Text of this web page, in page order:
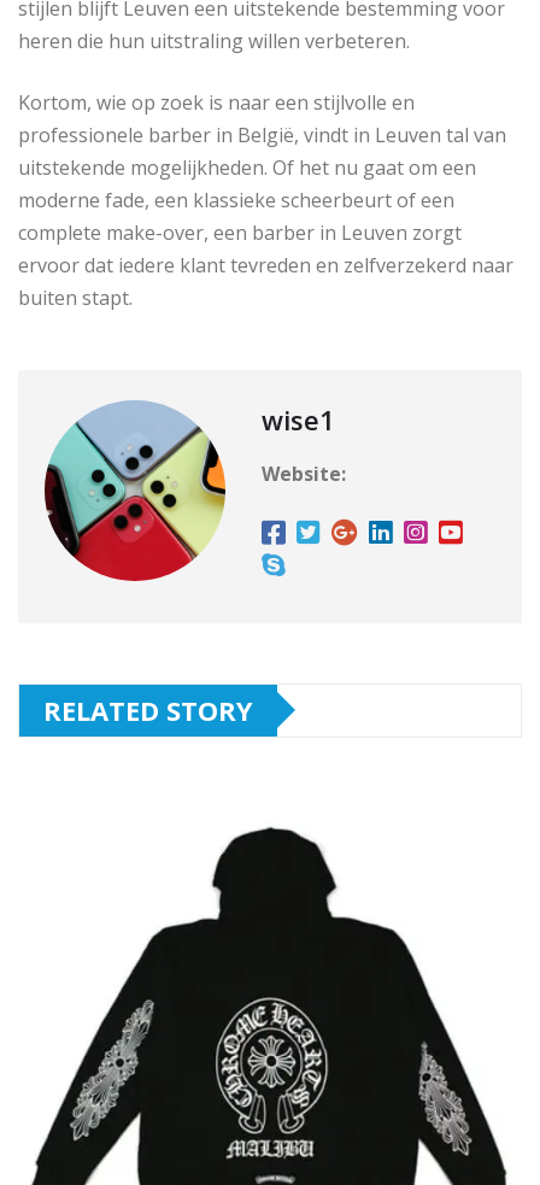
stijlen blijft Leuven een uitstekende bestemming voor
heren die hun uitstraling willen verbeteren.
Kortom, wie op zoek is naar een stijlvolle en
professionele barber in België, vindt in Leuven tal van
uitstekende mogelijkheden. Of het nu gaat om een
moderne fade, een klassieke scheerbeurt of een
complete make-over, een barber in Leuven zorgt
ervoor dat iedere klant tevreden en zelfverzekerd naar
buiten stapt.
wise1
Website:
RELATED STORY